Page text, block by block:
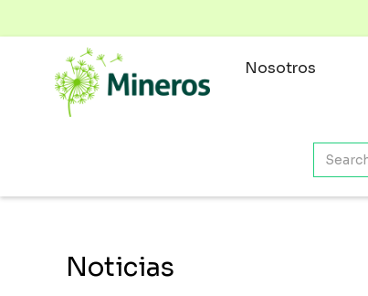
Nosotros
Noticias